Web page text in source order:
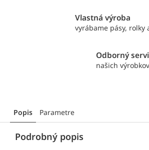
Vlastná výroba
vyrábame pásy, rolky
Odborný
našich výrobkov
Popis Parametre
Podrobný popis